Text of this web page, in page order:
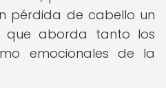
pérdida de cabello un
que aborda tanto los
emocionales de la